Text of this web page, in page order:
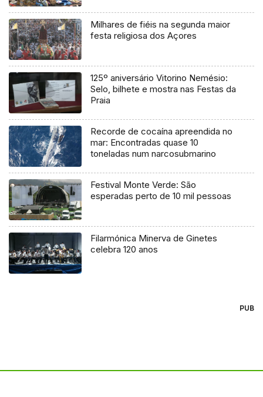
Milhares de fiéis na segunda maior
festa religiosa dos Açores
125º aniversário Vitorino Nemésio:
Selo, bilhete e mostra nas Festas da
Praia
Recorde de cocaína apreendida no
mar: Encontradas quase 10
toneladas num narcosubmarino
Festival Monte Verde: São
esperadas perto de 10 mil pessoas
Filarmónica Minerva de Ginetes
celebra 120 anos
PUB